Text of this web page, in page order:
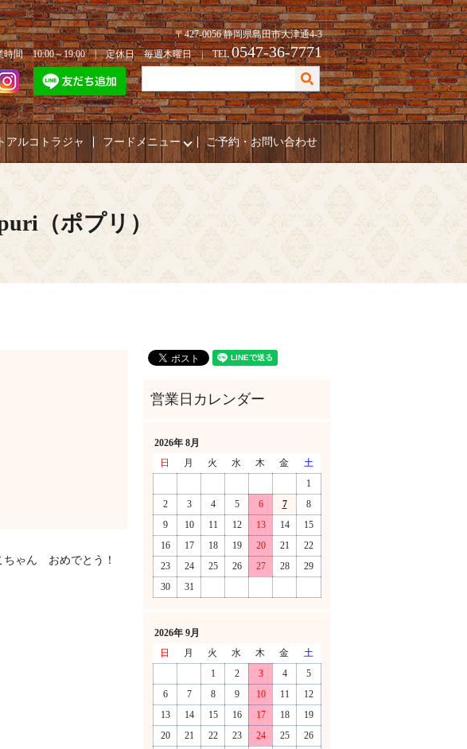
〒427-0056 静岡県島田市大津通4-3
時間 10:00～19:00 | 定休日 毎週木曜日 | TEL0547-36-7771
トアルコトラジャ フードメニュー ご予約・お問い合わせ
（ポプリ）
ちゃん おめでとう！
2026年 8月
日
月 火 水 木 金
土
1
2
3 4 5 6 7
8
9
10 11 12 13 14
15
16
17 18 19 20 21
22
23
24 25 26 27 28
29
30
31
2026年 9月
日
月 火 水 木 金
土
1
2 3 4
5
6
7 8 9 10 11
12
13
14 15 16 17 18
19
20
21 22 23 24 25
26